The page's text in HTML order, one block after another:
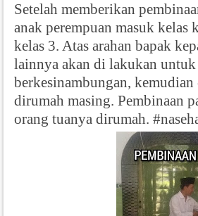
Setelah memberikan
anak perempuan masuk
kelas 3. Atas arahan bapak
lainnya akan di lakukan untuk
berkesinambungan,
dirumah masing. Pembinaan
orang tuanya dirumah.